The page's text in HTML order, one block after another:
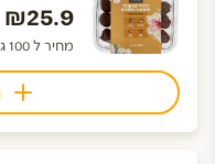
₪25.9
מחיר ל 100 גרם ₪11.26